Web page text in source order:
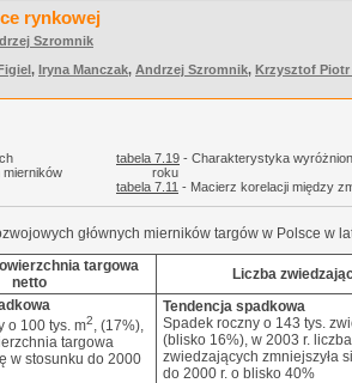
rynkowej
Szromnik
, Iryna Manczak, Andrzej Szromnik, Krzysztof Piotr
tabela 7.19 - Charakterystyka
roku
tabela 7.11 - Macierz korelacji między
głównych mierników targów w Polsce w
targowa
netto
Liczba
o 100 tys. m2, (17%),
targowa
w stosunku do 2000
Tendencja spadkowa
Spadek roczny o 143 tys.
(blisko 16%), w 2003 r. liczba
zwiedzających zmniejszyła
do 2000 r. o blisko 40%